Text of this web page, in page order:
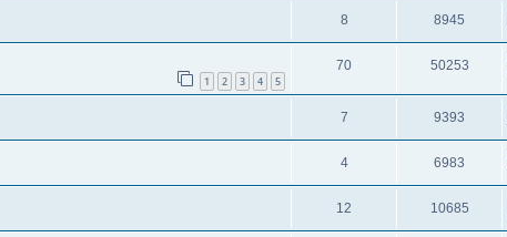
8 8945
1 2 3 4 5
70 50253
7 9393
4 6983
12 10685